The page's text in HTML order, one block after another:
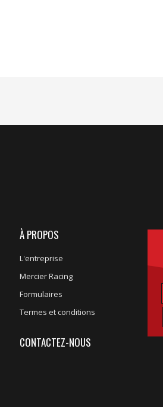
À PROPOS
L'entreprise
Mercier Racing
Formulaires
Termes et conditions
CONTACTEZ-NOUS